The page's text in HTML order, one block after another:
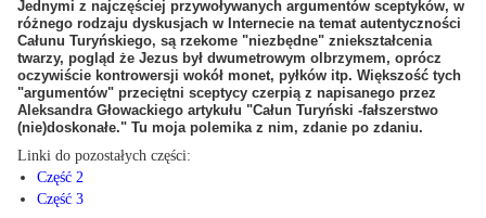
Jednymi z najczęściej przywoływanych argumentów sceptyków, w
różnego rodzaju dyskusjach w Internecie na temat autentyczności
Całunu Turyńskiego, są rzekome "niezbędne" zniekształcenia
twarzy, pogląd że Jezus był dwumetrowym olbrzymem, oprócz
oczywiście kontrowersji wokół monet, pyłków itp. Większość tych
"argumentów" przeciętni sceptycy czerpią z napisanego przez
Aleksandra Głowackiego artykułu "Całun Turyński -fałszerstwo
(nie)doskonałe." Tu moja polemika z nim, zdanie po zdaniu.
Linki do pozostałych części:
Część 2
Część 3